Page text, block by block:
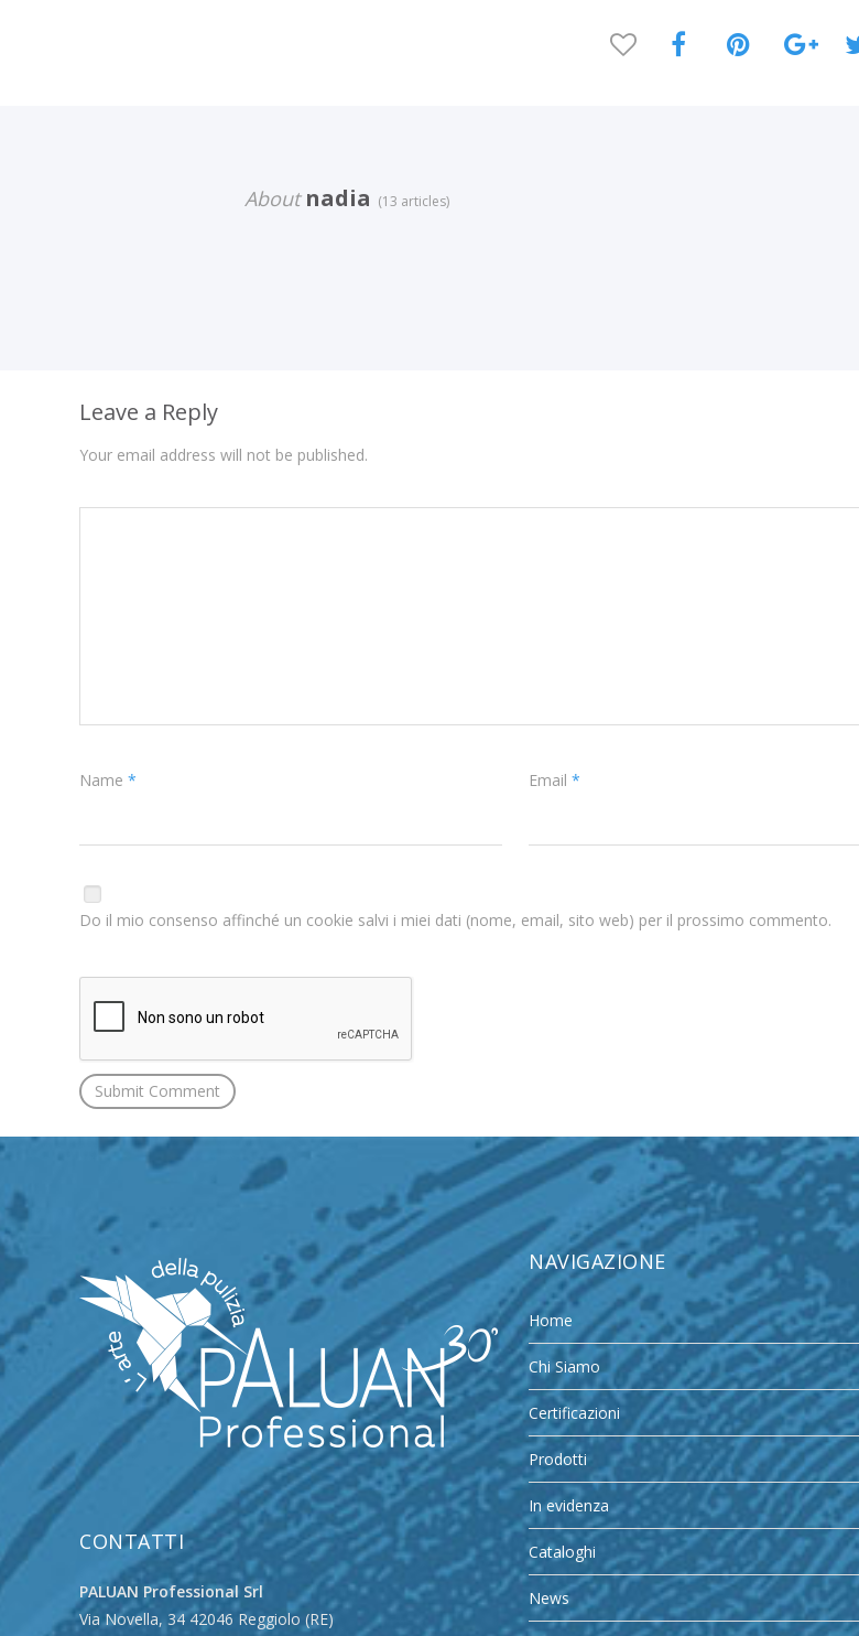
Aboutnadia (13 articles)
Leave a Reply
Your email address will not be published.
Name * Email *
Do il mio consenso affinché un cookie salvi i miei dati (nome, email, sito web) per il prossimo commento.
CONTATTI
PALUAN Professional Srl
Via Novella, 34 42046 Reggiolo (RE)
NAVIGAZIONE
Home
Chi Siamo
Certificazioni
Prodotti
In evidenza
Cataloghi
News